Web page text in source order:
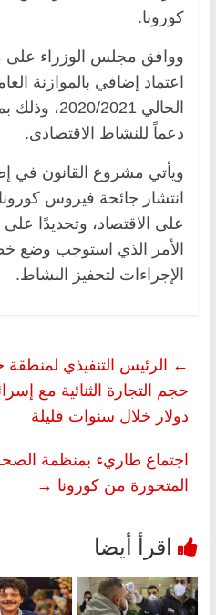
كورونا.
ووافق مجلس الوزراء على
اعتماد إضافي بالموازنة
دعماً للنشاط الاقتصادى.
ويأتي مشروع القانون في
انتشار جائحة فيروس
على الاقتصاد، وتحديدًا
الأمر الذي استوجب وضع
الإجراءات لتحفيز النشاط.
← الرئيس التنفيذي لمنطقة
دولار خلال سنوات قليلة
اجتماع طاريء بمنظمة
المتحورة من كورونا →